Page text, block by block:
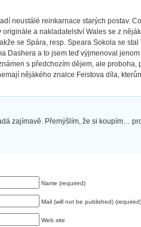
neustálé reinkarnace starých postav.
originále a nakladatelství Wales se z
se Spára, resp. Speara Sokola se
Dashera a to jsem teď výjmenoval
s předchozím dějem, ale
nějákého znalce Feistova díla,
zajímavě. Přemýšlím, že si koupím…
Name (required)
Mail (will not be published) (required)
Web site